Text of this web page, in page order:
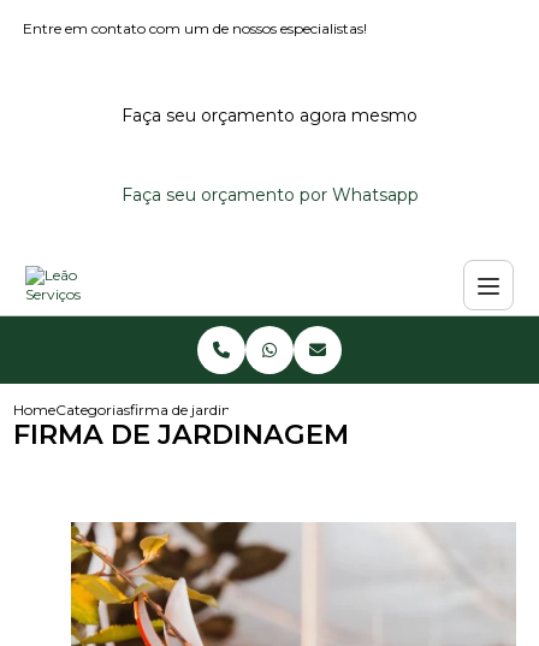
Entre em contato com um de nossos especialistas!
Faça seu orçamento agora mesmo
Faça seu orçamento por Whatsapp
HomeCategoriasfirma de jardinagem
FIRMA DE JARDINAGEM